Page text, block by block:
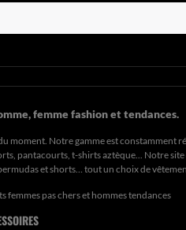
femme fashion et tendances.
moment. Notre gamme est
pantacourts, t-shirts aztèque... Notre
et shorts… tout un choix de
femmes pas cherset hommes tendances